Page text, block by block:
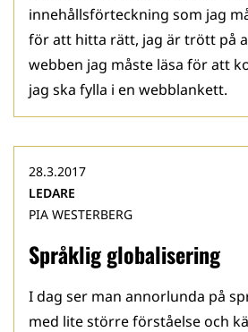
innehållsförteckning som jag
för att hitta rätt, jag är trött på
webben jag måste läsa för att
jag ska fylla i en webblankett.
Språklig globalisering
28.3.2017
LEDARE
PIA WESTERBERG
I dag ser man annorlunda på
med lite större förståelse och